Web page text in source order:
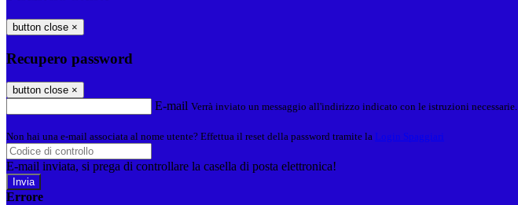
button close ×
Recupero password
button close ×
E-mail Verrà inviato un messaggio all'indirizzo indicato con le istruzioni necessarie.
Non hai una e-mail associata al nome utente? Effettua il reset della password tramite la Login Spaggiari
E-mail inviata, si prega di controllare la casella di posta elettronica!
Errore